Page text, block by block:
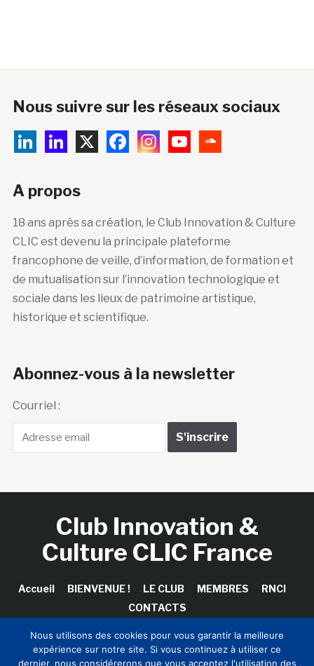
Nous suivre sur les réseaux sociaux
A propos
18 ans après sa création, le Club Innovation & Culture
CLIC est devenu la principale plateforme
francophone de veille, d’information, de formation et
de mutualisation sur l’innovation technologique et
sociale dans les lieux de patrimoine artistique,
historique et scientifique.
Abonnez-vous à la newsletter
Courriel :
Club Innovation &
Culture CLIC France
Accueil BIENVENUE ! LE CLUB MEMBRES
RNCI
CONTACTS
Nous utilisons des cookies pour vous garantir la meilleure
expérience sur notre site. Si vous continuez à utiliser ce
dernier, nous considérerons que vous acceptez l'utilisation des